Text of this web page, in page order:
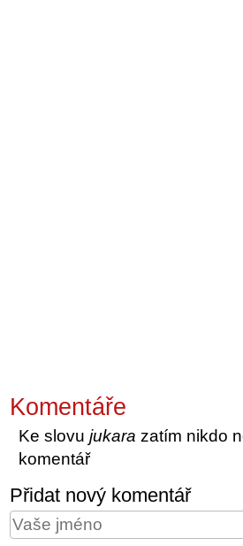
Komentáře
Ke slovujukara zatím nikdo
komentář
Přidat nový komentář